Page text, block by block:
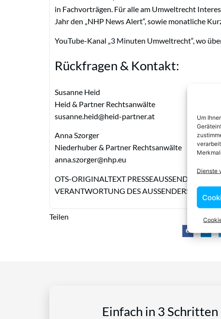
Um
Dienste
in Fachvorträgen. Für alle am Umweltrecht
Jahr den „NHP News Alert“, sowie monatliche
YouTube-Kanal „3 Minuten Umweltrecht“, wo
Rückfragen & Kontakt:
Susanne Heid
Heid & Partner Rechtsanwälte
susanne.heid@heid-partner.at
Anna Szorger
Niederhuber & Partner Rechtsanwälte
anna.szorger@nhp.eu
OTS-ORIGINALTEXT PRESSEAUSSENDUNG
VERANTWORTUNG DES AUSSENDERS |
Teilen
Einfach in 3